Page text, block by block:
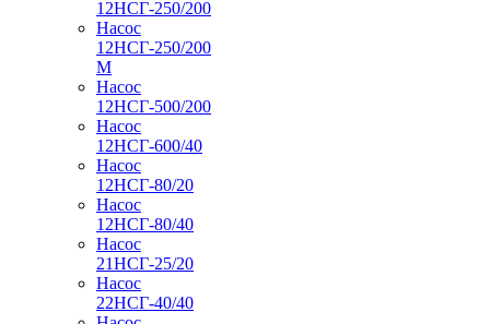
12НСГ-250/200
Насос
12НСГ-250/200
М
Насос
12НСГ-500/200
Насос
12НСГ-600/40
Насос
12НСГ-80/20
Насос
12НСГ-80/40
Насос
21НСГ-25/20
Насос
22НСГ-40/40